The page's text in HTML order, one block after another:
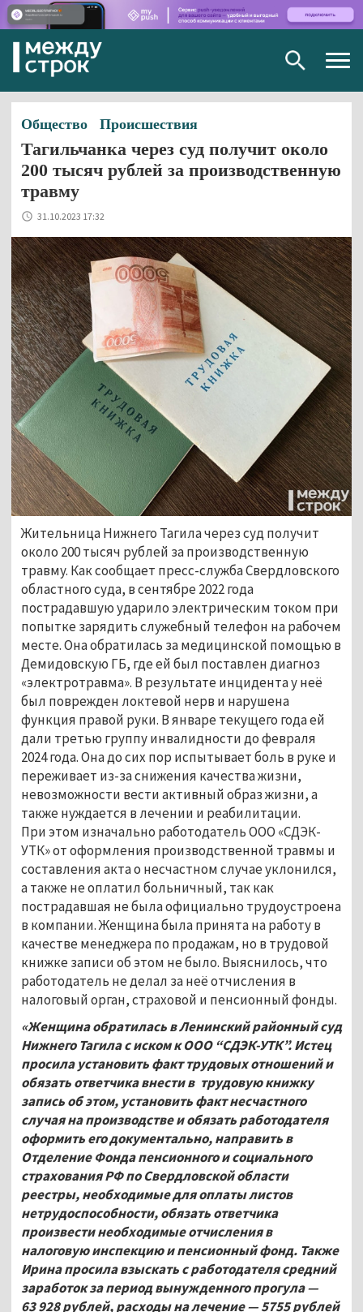
Общество Происшествия
Тагильчанка через суд получит около
200 тысяч рублей за производственную
травму
31.10.2023 17:32
Жительница Нижнего Тагила через суд получит
около 200 тысяч рублей за производственную
травму. Как сообщает пресс-служба Свердловского
областного суда, в сентябре 2022 года
пострадавшую ударило электрическим током при
попытке зарядить служебный телефон на рабочем
месте. Она обратилась за медицинской помощью в
Демидовскую ГБ, где ей был поставлен диагноз
«электротравма». В результате инцидента у неё
был поврежден локтевой нерв и нарушена
функция правой руки. В январе текущего года ей
дали третью группу инвалидности до февраля
2024 года. Она до сих пор испытывает боль в руке и
переживает из-за снижения качества жизни,
невозможности вести активный образ жизни, а
также нуждается в лечении и реабилитации.
При этом изначально работодатель ООО «СДЭК-
УТК» от оформления производственной травмы и
составления акта о несчастном случае уклонился,
а также не оплатил больничный, так как
пострадавшая не была официально трудоустроена
в компании. Женщина была принята на работу в
качестве менеджера по продажам, но в трудовой
книжке записи об этом не было. Выяснилось, что
работодатель не делал за неё отчисления в
налоговый орган, страховой и пенсионный фонды.
«Женщина обратилась в Ленинский районный суд
Нижнего Тагила с иском к ООО “СДЭК-УТК”. Истец
просила установить факт трудовых отношений и
обязать ответчика внести в трудовую книжку
запись об этом, установить факт несчастного
случая на производстве и обязать работодателя
оформить его документально, направить в
Отделение Фонда пенсионного и социального
страхования РФ по Свердловской области
реестры, необходимые для оплаты листов
нетрудоспособности, обязать ответчика
произвести необходимые отчисления в
налоговую инспекцию и пенсионный фонд. Также
Ирина просила взыскать с работодателя средний
заработок за период вынужденного прогула —
63928 рублей, расходы на лечение — 5755 рублей